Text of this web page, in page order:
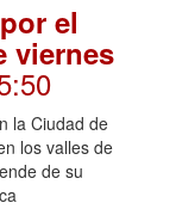
el
viernes
la Ciudad de
los valles de
de su